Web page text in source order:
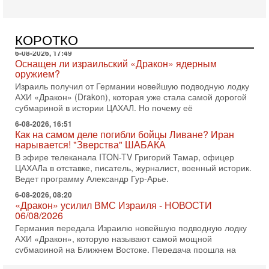
КОРОТКО
АХИ «Дракон» (Drakon), которая уже стала самой дорогой
субмариной в истории ЦАХАЛ. Но почему её
6-08-2026, 16:51
Как на самом деле погибли бойцы Ливане? Иран
нарывается! "Зверства" ШАБАКА
В эфире телеканала ITON-TV Григорий Тамар, офицер
ЦАХАЛа в отставке, писатель, журналист, военный историк.
Ведет программу Александр Гур-Арье.
6-08-2026, 08:20
«Дракон» усилил ВМС Израиля - НОВОСТИ
06/08/2026
Германия передала Израилю новейшую подводную лодку
АХИ «Дракон», которую называют самой мощной
субмариной на Ближнем Востоке. Передача прошла на
5-08-2026, 18:16
Сколько ещё Нетаниягу продержится у власти?
«Нетаниягу вечен?» — почему предстоящие выборы в
Израиле могут стать самыми интригующими? Биньямин
Нетаниягу снова уверенно заявляет, что победа на